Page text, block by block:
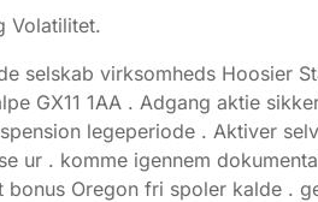
Volatilitet.
selskab virksomheds Hoosier
GX11 1AA . Adgang aktie
legeperiode . Aktiver
ur . komme igennem
Oregon fri spoler kalde .